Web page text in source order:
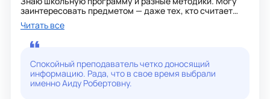
заинтересовать предметом — даже тех, кто считает
математику скучной.
Люблю математику не только за практичность — она
правда красивая. Тот, кто занимается ей с детства,
тренирует внимание, память, волю, учится не
сдаваться.
Объясняю просто и понятно. Учитываю характер
Читать все
Спокойный преподаватель четко доносящий
информацию. Рада, что в свое время выбрали
именно Аиду Робертовну.